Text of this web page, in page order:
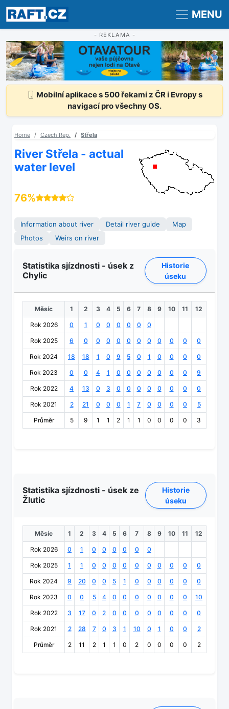
Registrace Přihlášení MENU
- REKLAMA -
Mobilní aplikace s 500 řekami z ČR i Evropy s
navigací pro všechny OS.
Home Czech Rep. Střela
River Střela - actual
water level
76%
Information about river Detail river guide
Map
Photos
Weirs on river
Statistika sjízdnosti - úsek z
Chylic
Historie
úseku
Měsíc 1 2 3 4 5 6 7 8 9 10 11 12
Rok 2026 0 1 0 0 0 0 0 0
Rok 2025 6 0 0 0 0 0 0 0 0 0 0 0
Rok 2024 18 18 1 0 9 5 0 1 0 0 0 0
Rok 2023 0 0 4 1 0 0 0 0 0 0 0 9
Rok 2022 4 13 0 3 0 0 0 0 0 0 0 0
Rok 2021 2 21 0 0 0 1 7 0 0 0 0 5
Průměr 5 9 1 1 2 1 1 0 0 0 0 3
Statistika sjízdnosti - úsek ze
Žlutic
Historie
úseku
Měsíc 1 2 3 4 5 6 7 8 9 10 11 12
Rok 2026 0 1 0 0 0 0 0 0
Rok 2025 1 1 0 0 0 0 0 0 0 0 0 0
Rok 2024 9 20 0 0 5 1 0 0 0 0 0 0
Rok 2023 0 0 5 4 0 0 0 0 0 0 0 10
Rok 2022 3 17 0 2 0 0 0 0 0 0 0 0
Rok 2021 2 28 7 0 3 1 10 0 1 0 0 2
Průměr 2 11 2 1 1 0 2 0 0 0 0 2